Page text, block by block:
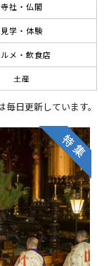
寺社・仏閣
見学・体験
メ・飲食店
土産
日更新しています。